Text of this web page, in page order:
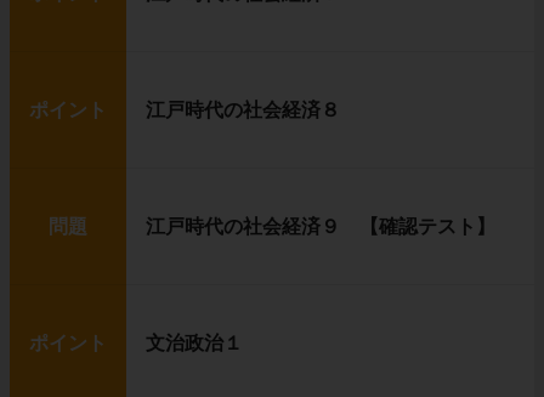
ポイント 江戸時代の社会経済８
問題 江戸時代の社会経済９ 【確認テスト】
ポイント 文治政治１